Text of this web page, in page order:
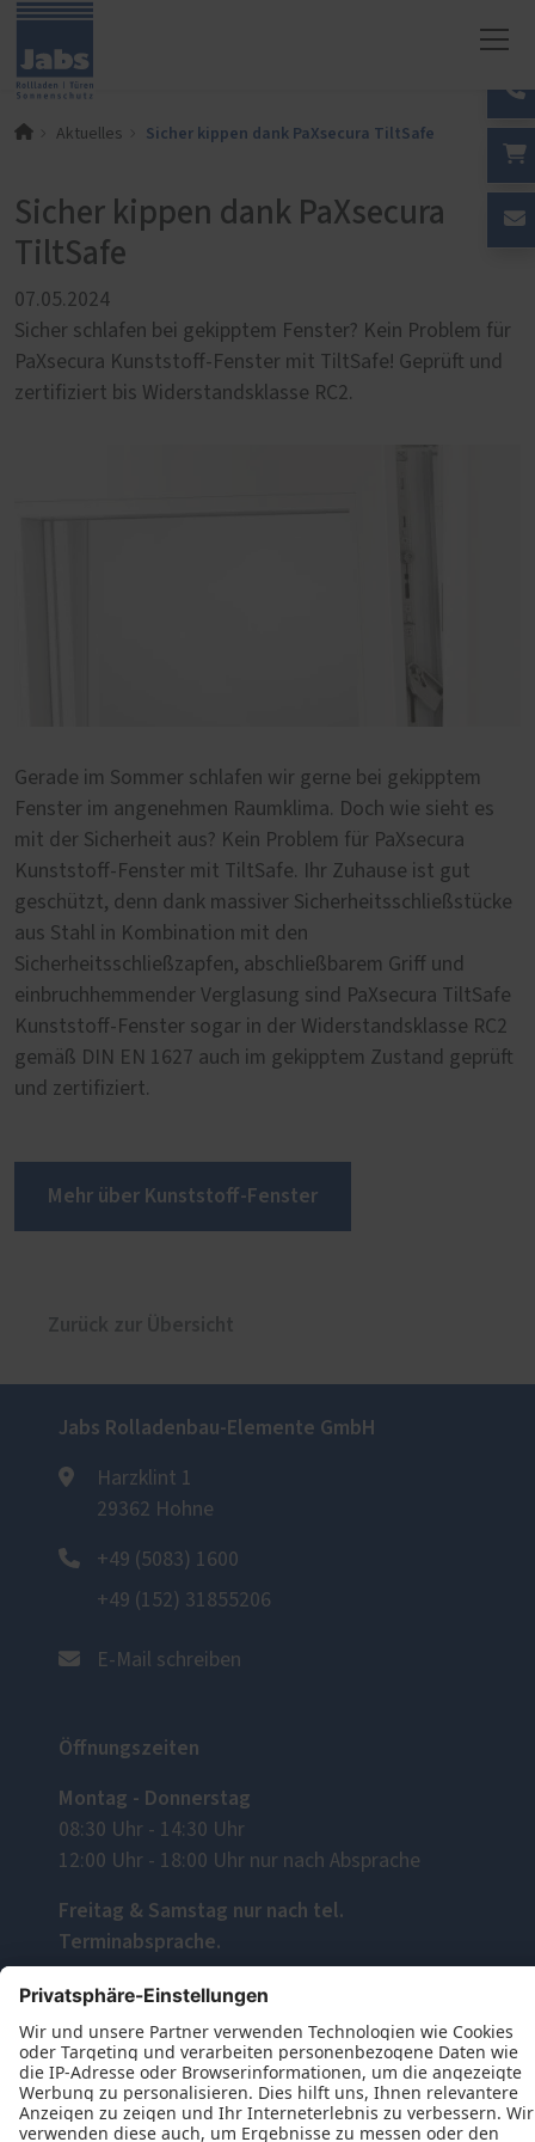
Aktuelles Sicher kippen dank PaXsecura TiltSafe
Sicher kippen dank PaXsecura
TiltSafe
07.05.2024
Sicher schlafen bei gekipptem Fenster? Kein Problem für
PaXsecura Kunststoff-Fenster mit TiltSafe! Geprüft und
zertifiziert bis Widerstandsklasse RC2.
Gerade im Sommer schlafen wir gerne bei gekipptem
Fenster im angenehmen Raumklima. Doch wie sieht es
mit der Sicherheit aus? Kein Problem für PaXsecura
Kunststoff-Fenster mit TiltSafe. Ihr Zuhause ist gut
geschützt, denn dank massiver Sicherheitsschließstücke
aus Stahl in Kombination mit den
Sicherheitsschließzapfen, abschließbarem Griff und
einbruchhemmender Verglasung sind PaXsecura TiltSafe
Kunststoff-Fenster sogar in der Widerstandsklasse RC2
gemäß DIN EN 1627 auch im gekipptem Zustand geprüft
und zertifiziert.
Mehr über Kunststoff-Fenster
Jabs Rolladenbau-Elemente GmbH
Harzklint 1
29362 Hohne
+49 (5083) 1600
+49 (152) 31855206
E-Mail schreiben
Öffnungszeiten
Montag - Donnerstag
08:30 Uhr - 14:30 Uhr
12:00 Uhr - 18:00 Uhr nur nach Absprache
Freitag & Samstag nur nach tel.
Terminabsprache.
Folgen Sie uns